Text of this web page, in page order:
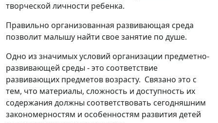
творческой личности ребенка.
Правильно организованная развивающая среда
позволит малышу найти свое занятие по душе.
Одно из значимых условий организации предметно-
развивающей среды - это соответствие
развивающих предметов возрасту. Связано это с
тем, что материалы, сложность и доступность их
содержания должны соответствовать сегодняшним
закономерностям и особенностям развития детей